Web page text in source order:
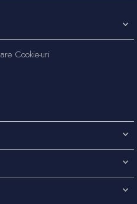
Cookie-uri